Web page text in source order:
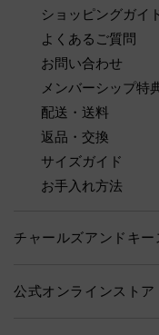
ショッピングガイ
よくあるご質問
お問い合わせ
メンバーシップ特
配送・送料
返品・交換
サイズガイド
お手入れ方法
チャールズアンドキー
公式オンラインストア